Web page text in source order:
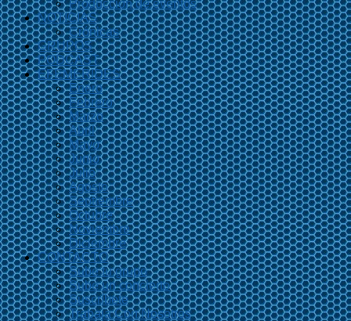
Producción de eventos
NOTICIAS
Crónicas
GRUPOS
PODCAST
EFEMÉRIDES
Enero
Febrero
Marzo
Abril
Mayo
Junio
Julio
Agosto
Septiembre
Octubre
Noviembre
Diciembre
CONTACTO
Sube tu grupo
Sube un concierto
Suscríbete
Trabaja Con Nosotros